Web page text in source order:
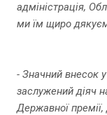
адміністрація,
ми їм щиро
- Значний внесок
заслужений діяч
Державної